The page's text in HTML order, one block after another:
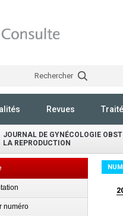
Rechercher
Revues
JOURNAL DE GYNÉCOLOGIE
LA REPRODUCTION
numéro